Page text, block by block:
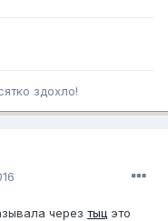
здохло!
через тыц это